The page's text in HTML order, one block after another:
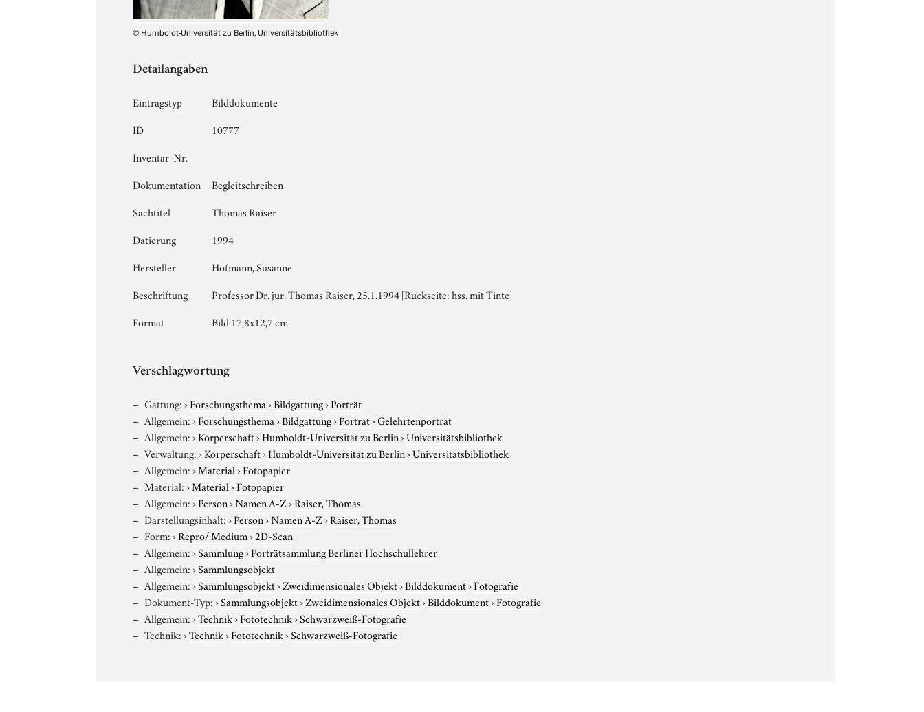
© Humboldt-Universität zu Berlin, Universitätsbibliothek
Detailangaben
Eintragstyp
Bilddokumente
ID
10777
Inventar-Nr.
Dokumentation
Begleitschreiben
Sachtitel
Thomas Raiser
Datierung
1994
Hersteller
Hofmann, Susanne
Beschriftung
Professor Dr. jur. Thomas Raiser, 25.1.1994 [Rückseite: hss. mit Tinte]
Format
Bild 17,8x12,7 cm
Verschlagwortung
Gattung:›Forschungsthema›Bildgattung›Porträt
Allgemein:›Forschungsthema›Bildgattung›Porträt›Gelehrtenporträt
Allgemein:›Körperschaft›Humboldt-Universität zu Berlin›Universitätsbibliothek
Verwaltung:›Körperschaft›Humboldt-Universität zu Berlin›Universitätsbibliothek
Allgemein:›Material›Fotopapier
Material:›Material›Fotopapier
Allgemein:›Person›Namen A-Z›Raiser, Thomas
Darstellungsinhalt:›Person›Namen A-Z›Raiser, Thomas
Form:›Repro/ Medium›2D-Scan
Allgemein:›Sammlung›Porträtsammlung Berliner Hochschullehrer
Allgemein:›Sammlungsobjekt
Allgemein:›Sammlungsobjekt›Zweidimensionales Objekt›Bilddokument›Fotografie
Dokument-Typ:›Sammlungsobjekt›Zweidimensionales Objekt›Bilddokument›Fotografie
Allgemein:›Technik›Fototechnik›Schwarzweiß-Fotografie
Technik:›Technik›Fototechnik›Schwarzweiß-Fotografie